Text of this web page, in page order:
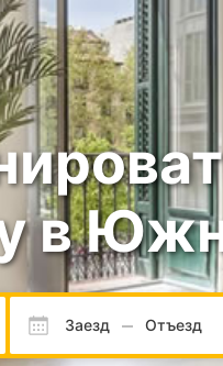
в
Заезд
Отъезд